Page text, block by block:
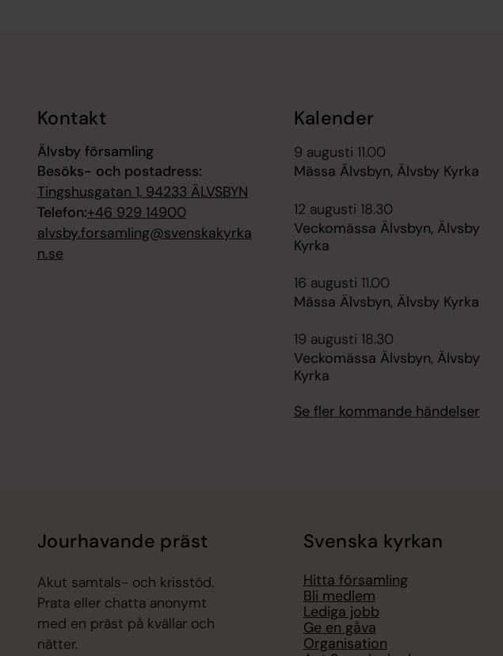
Kontakt
Älvsby församling
Besöks- och postadress:
Tingshusgatan 1, 94233 ÄLVSBYN
Telefon:+46 929 14900
alvsby.forsamling@svenskakyrka
n.se
Kalender
9 augusti 11.00
Mässa Älvsbyn, Älvsby Kyrka
12 augusti 18.30
Veckomässa Älvsbyn, Älvsby
Kyrka
16 augusti 11.00
Mässa Älvsbyn, Älvsby Kyrka
19 augusti 18.30
Veckomässa Älvsbyn, Älvsby
Kyrka
Se fler kommande händelser
Jourhavande präst
Akut samtals- och krisstöd.
Prata eller chatta anonymt
med en präst på kvällar och
nätter.
Svenska kyrkan
Hitta församling
Bli medlem
Lediga jobb
Ge en gåva
Organisation